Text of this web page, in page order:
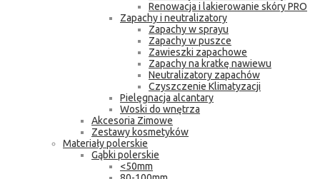
Renowacja i lakierowanie skóry PRO
Zapachy i neutralizatory
Zapachy w sprayu
Zapachy w puszce
Zawieszki zapachowe
Zapachy na kratkę nawiewu
Neutralizatory zapachów
Czyszczenie Klimatyzacji
Pielęgnacja alcantary
Woski do wnętrza
Akcesoria Zimowe
Zestawy kosmetyków
Materiały polerskie
Gąbki polerskie
<50mm